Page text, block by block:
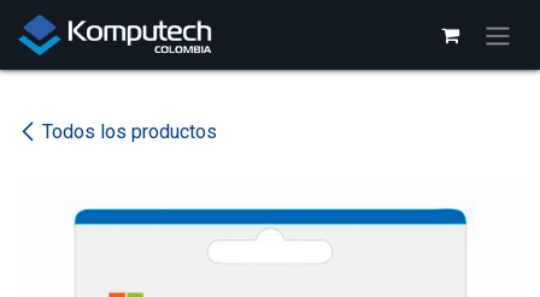
Ir al contenido
Todos los productos